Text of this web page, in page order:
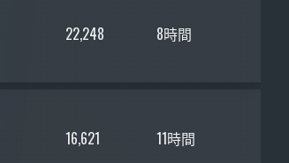
22,248 8時間
16,621 11時間